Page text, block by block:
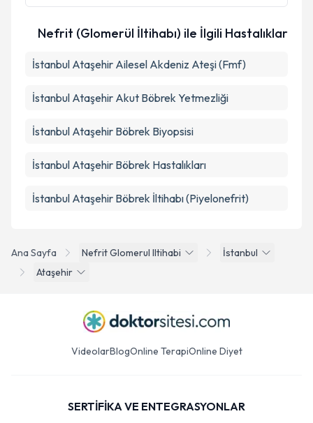
Ana Sayfa Nefrit Glomerul Iltihabi
İstanbul
Ataşehir
Nefrit (Glomerül İltihabı) ile İlgili Hastalıklar
İstanbul Ataşehir Ailesel Akdeniz Ateşi (Fmf)
İstanbul Ataşehir Akut Böbrek Yetmezliği
İstanbul Ataşehir Böbrek Biyopsisi
İstanbul Ataşehir Böbrek Hastalıkları
İstanbul Ataşehir Böbrek İltihabı (Piyelonefrit)
VideolarBlogOnline TerapiOnline Diyet
SERTİFİKA VE ENTEGRASYONLAR